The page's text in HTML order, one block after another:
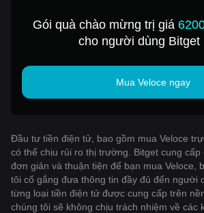
Gói quà chào mừng trị giá
cho người dùng Bitget
Mua Veloce ngay
Đầu tư tiền điện tử, bao gồm mua Veloce
có thể chịu rủi ro thị trường. Bitget cung
đơn giản và thuận tiện để bạn mua Veloce,
tôi cố gắng đưa thông tin đầy đủ đến người
từng loại tiền điện tử được cung cấp trên
chúng tôi sẽ không chịu trách nhiệm về các